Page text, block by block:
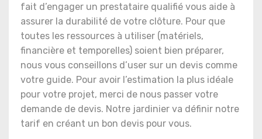
fait d’engager un prestataire qualifié vous aide à
assurer la durabilité de votre clôture. Pour que
toutes les ressources à utiliser (matériels,
financière et temporelles) soient bien préparer,
nous vous conseillons d’user sur un devis comme
votre guide. Pour avoir l’estimation la plus idéale
pour votre projet, merci de nous passer votre
demande de devis. Notre jardinier va définir notre
tarif en créant un bon devis pour vous.